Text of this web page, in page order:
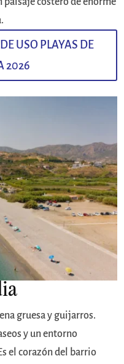
USO PLAYAS DE
2026
gruesa y guijarros.
y un entorno
el corazón del barrio